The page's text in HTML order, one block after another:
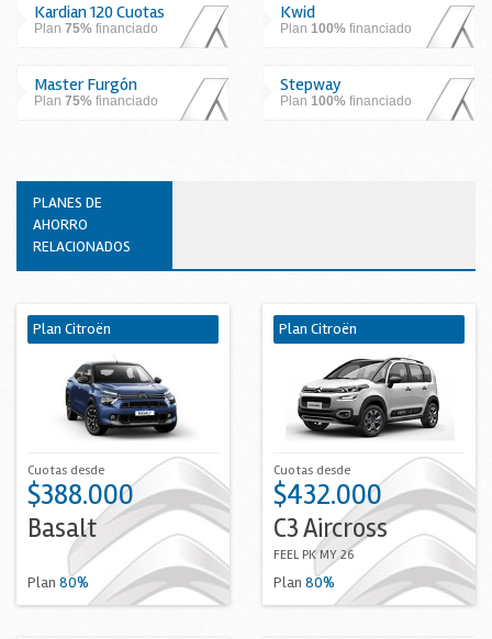
Kardian 120 Cuotas
Plan 75% financiado
Kwid
Plan 100% financiado
Master Furgón
Plan 75% financiado
Stepway
Plan 100% financiado
PLANES DE
AHORRO
RELACIONADOS
Plan Citroën
Cuotas desde
$388.000
Basalt
Plan 80%
Plan Citroën
Cuotas desde
$432.000
C3 Aircross
FEEL PK MY 26
Plan 80%